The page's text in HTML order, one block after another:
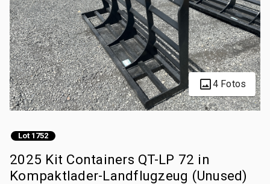
4 Fotos
Lot 1752
2025 Kit Containers QT-LP 72 in
Kompaktlader-Landflugzeug (Unused)